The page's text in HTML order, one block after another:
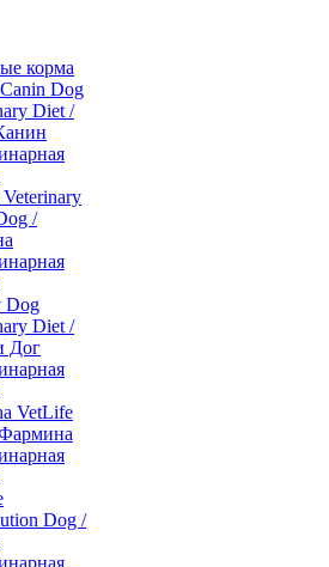
корма
Dog
Diet /
/
Dog
Diet /
Дог
VetLife
Dog /